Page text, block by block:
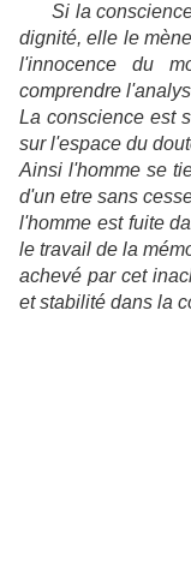
Si la conscience
dignité, elle le
l'innocence du
comprendre
La conscience est
sur l'espace du
Ainsi l'homme se
d'un etre sans
l'homme est fuite
le travail de la
achevé par cet
et stabilité dans la